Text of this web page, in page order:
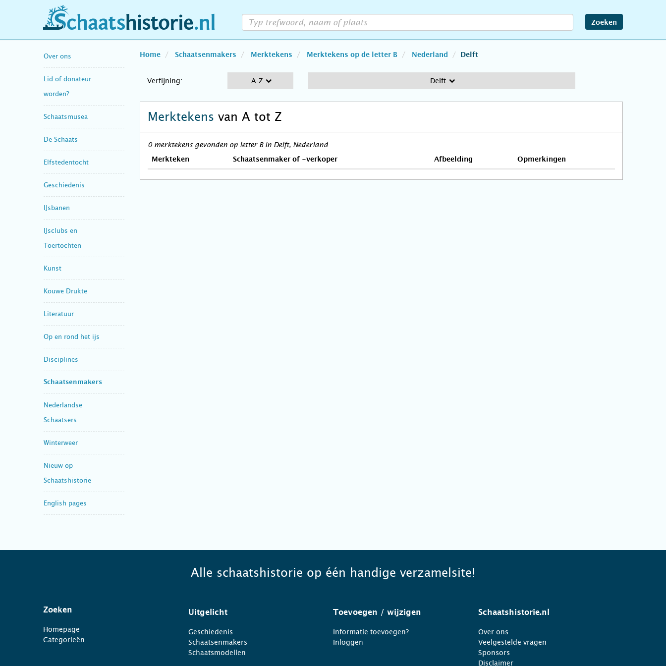
schaatshistorie.nl Zoeken
Over ons
Lid of donateur
worden?
Schaatsmusea
De Schaats
Elfstedentocht
Geschiedenis
IJsbanen
IJsclubs en
Toertochten
Kunst
Kouwe Drukte
Literatuur
Op en rond het ijs
Disciplines
Schaatsenmakers
Nederlandse
Schaatsers
Winterweer
Nieuw op
Schaatshistorie
English pages
Home Schaatsenmakers Merktekens Merktekens op de letter B Nederland Delft
Verfijning: A-Z Delft
Merktekens van A tot Z
0 merktekens gevonden op letter B in Delft, Nederland
Merkteken Schaatsenmaker of -verkoper Afbeelding Opmerkingen
Alle schaatshistorie op één handige verzamelsite!
Zoeken
Homepage
Categorieën
Uitgelicht
Geschiedenis
Schaatsenmakers
Schaatsmodellen
Toevoegen / wijzigen
Informatie toevoegen?
Inloggen
Schaatshistorie.nl
Over ons
Veelgestelde vragen
Sponsors
Disclaimer